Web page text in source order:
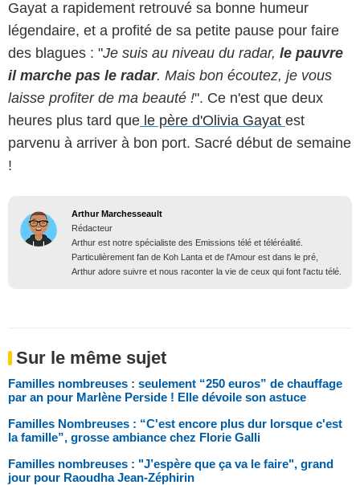
Gayat a rapidement retrouvé sa bonne humeur
légendaire, et a profité de sa petite pause pour faire
des blagues : "Je suis au niveau du radar, le pauvre
il marche pas le radar. Mais bon écoutez, je vous
laisse profiter de ma beauté !". Ce n'est que deux
heures plus tard que le père d'Olivia Gayat est
parvenu à arriver à bon port. Sacré début de semaine
!
Arthur Marchesseault
Rédacteur
Arthur est notre spécialiste des Emissions télé et téléréalité.
Particulièrement fan de Koh Lanta et de l'Amour est dans le pré,
Arthur adore suivre et nous raconter la vie de ceux qui font l'actu télé.
Sur le même sujet
Familles nombreuses : seulement “250 euros” de chauffage
par an pour Marlène Perside ! Elle dévoile son astuce
Familles Nombreuses : “C'est encore plus dur lorsque c'est
la famille”, grosse ambiance chez Florie Galli
Familles nombreuses : "J’espère que ça va le faire", grand
jour pour Raoudha Jean-Zéphirin